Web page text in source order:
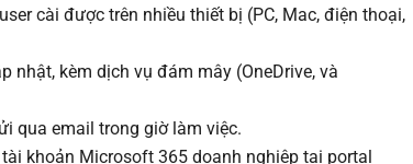
cài được trên nhiều thiết bị (PC, Mac, điện thoại,
nhật, kèm dịch vụ đám mây (OneDrive, và
qua email trong giờ làm việc.
khoản Microsoft 365 doanh nghiệp tại portal